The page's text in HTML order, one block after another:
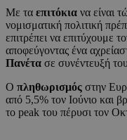
Με τα επιτόκια να είναι
νομισματική πολιτική
επιτρέπει να επιτύχουμε
αποφεύγοντας ένα
Πανέτα σε συνέντευξή
Ο πληθωρισμός στην
από 5,5% τον Ιούνιο και
το peak του πέρυσι τον